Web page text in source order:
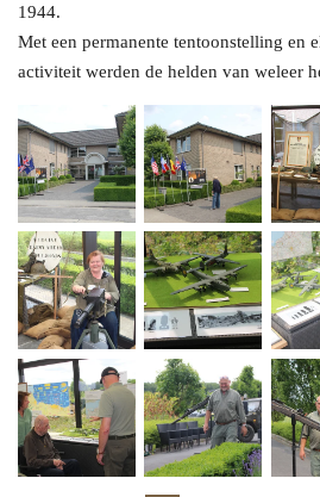
1944.
Met een permanente tentoonstelling en
activiteit werden de helden van weleer